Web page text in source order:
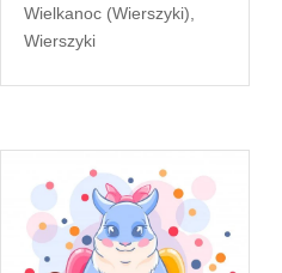
Wielkanoc (Wierszyki)
Wierszyki